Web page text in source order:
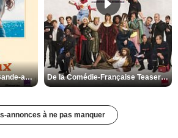
Les Matins merveilleux Bande-annonce VF De la Comédie-Française Teaser VF
annonces à ne pas manquer